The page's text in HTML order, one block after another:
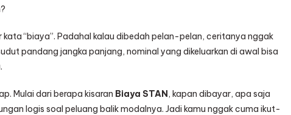
“biaya”. Padahal kalau dibedah pelan-pelan, ceritanya nggak
pandang jangka panjang, nominal yang dikeluarkan di awal bisa
Mulai dari berapa kisaran Biaya STAN, kapan dibayar, apa saja
logis soal peluang balik modalnya. Jadi kamu nggak cuma ikut-